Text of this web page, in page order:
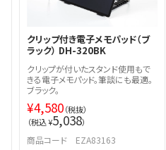
クリップ付き電子メモパッド（ブ
ラック） DH-320BK
クリップが付いたスタンド使用もで
きる電子メモパッド。筆談にも最適。
ブラック。
¥4,580（税抜）
（税込 ¥5,038）
商品コード EZA83163